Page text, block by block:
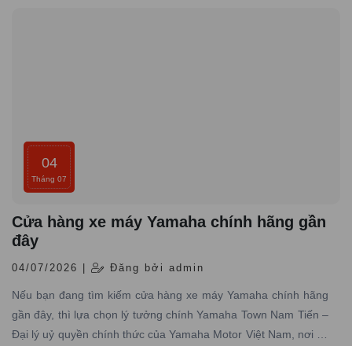
04
Tháng 07
Cửa hàng xe máy Yamaha chính hãng gần
đây
04/07/2026 | Đăng bởi admin
Nếu bạn đang tìm kiếm cửa hàng xe máy Yamaha chính hãng
gần đây, thì lựa chọn lý tưởng chính Yamaha Town Nam Tiến –
Đại lý uỷ quyền chính thức của Yamaha Motor Việt Nam, nơi có